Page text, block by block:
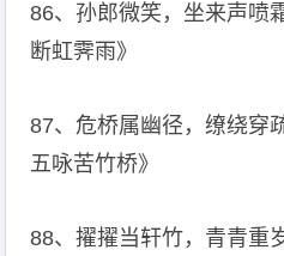
86、孙郎微笑，坐来声喷
断虹霁雨》
87、危桥属幽径，缭绕穿
五咏苦竹桥》
88、擢擢当轩竹，青青重